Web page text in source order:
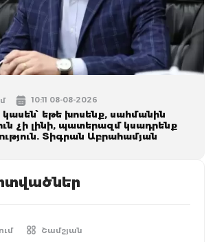
10:11 08-08-2026
կասեն՝ եթե խոսենք, սահմանին
չի լինի, պատերազմ կuադրենք
Տիգրան Աբրահամյան
Շամշյան